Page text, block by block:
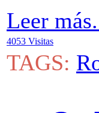
Leer
4053 Visitas
TAGS: